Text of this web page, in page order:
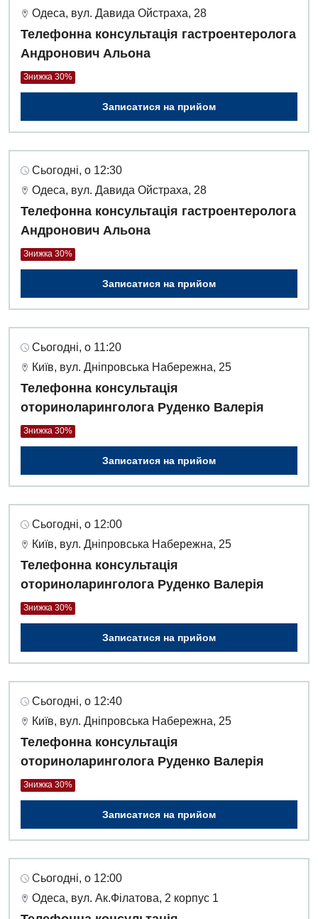
Одеса, вул. Давида Ойстраха, 28
Телефонна консультація гастроентеролога
Андронович Альона
Знижка 30%
Записатися на прийом
Сьогодні, о 12:30
Одеса, вул. Давида Ойстраха, 28
Телефонна консультація гастроентеролога
Андронович Альона
Знижка 30%
Записатися на прийом
Сьогодні, о 11:20
Київ, вул. Дніпровська Набережна, 25
Телефонна консультація
оториноларинголога Руденко Валерія
Знижка 30%
Записатися на прийом
Сьогодні, о 12:00
Київ, вул. Дніпровська Набережна, 25
Телефонна консультація
оториноларинголога Руденко Валерія
Знижка 30%
Записатися на прийом
Сьогодні, о 12:40
Київ, вул. Дніпровська Набережна, 25
Телефонна консультація
оториноларинголога Руденко Валерія
Знижка 30%
Записатися на прийом
Сьогодні, о 12:00
Одеса, вул. Ак.Філатова, 2 корпус 1